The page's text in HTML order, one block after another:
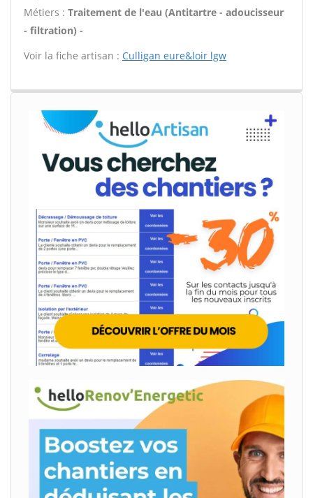
Métiers : Traitement de l'eau (Antitartre - adoucisseur
- filtration) -
Voir la fiche artisan : Culligan eure&loir lgw